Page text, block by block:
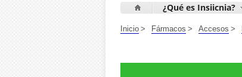
¿Qué es Insiicnia?
Inicio > Fármacos > Accesos >